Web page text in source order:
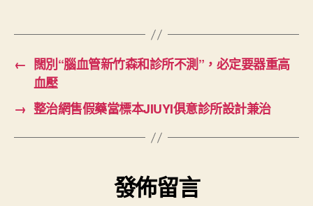
← 闊別“腦血管新竹森和診所不測”，必定要器重高
血壓
→ 整治網售假藥當標本JIUYI俱意診所設計兼治
發佈留言